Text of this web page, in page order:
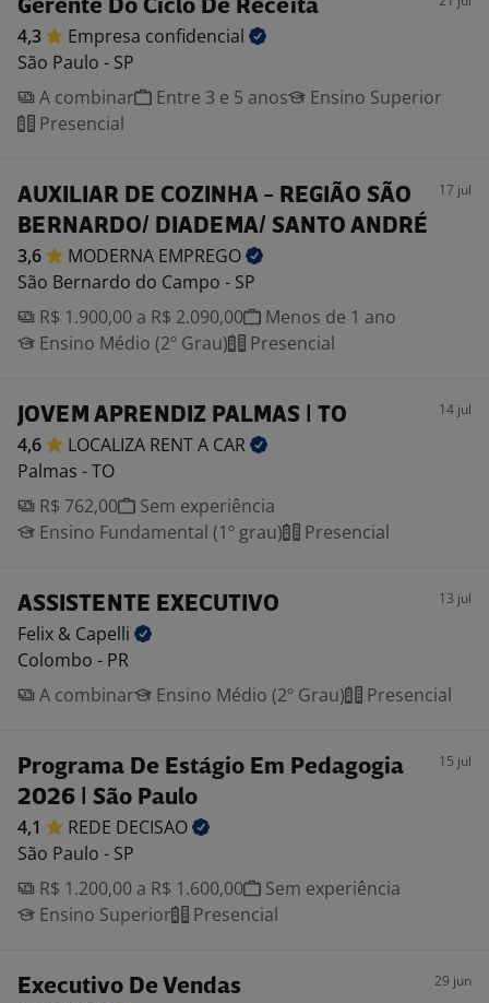
Gerente Do Ciclo De Receita
4,3 Empresa confidencial
São Paulo - SP
A combinar
Entre 3 e 5 anos
Ensino Superior
Presencial
AUXILIAR DE COZINHA - REGIÃO SÃO
BERNARDO/ DIADEMA/ SANTO ANDRÉ
17 jul
3,6 MODERNA EMPREGO
São Bernardo do Campo - SP
R$ 1.900,00 a R$ 2.090,00
Menos de 1 ano
Ensino Médio (2º Grau)
Presencial
JOVEM APRENDIZ PALMAS | TO 14 jul
4,6 LOCALIZA RENT A CAR
Palmas - TO
R$ 762,00
Sem experiência
Ensino Fundamental (1º grau)
Presencial
ASSISTENTE EXECUTIVO 13 jul
Felix & Capelli
Colombo - PR
A combinar
Ensino Médio (2º Grau) Presencial
Programa De Estágio Em Pedagogia
2026 | São Paulo
15 jul
4,1 REDE DECISAO
São Paulo - SP
R$ 1.200,00 a R$ 1.600,00
Sem experiência
Ensino Superior
Presencial
Executivo De Vendas 29 jun